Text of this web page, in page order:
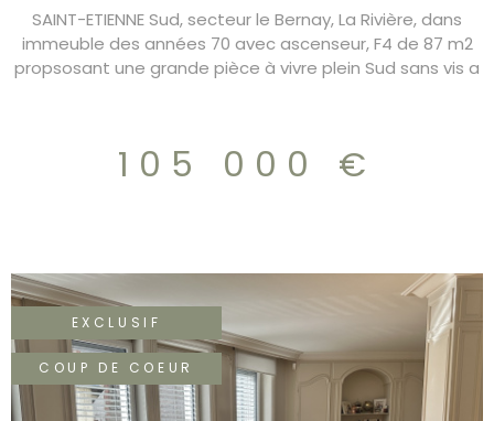
SAINT-ETIENNE Sud, secteur le Bernay, La Rivière, dans
immeuble des années 70 avec ascenseur, F4 de 87 m2
propsosant une grande pièce à vivre plein Sud sans vis a
105 000 €
EXCLUSIF
COUP DE COEUR